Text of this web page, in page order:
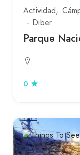
Actividad
Diber
Parque
0